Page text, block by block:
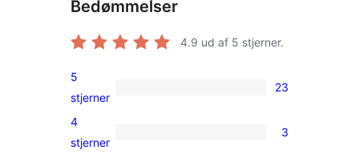
Bedømmelser
4.9 ud af 5 stjerner.
23
5-
stjernet
5
stjerner
23
3
4
stjerner
3